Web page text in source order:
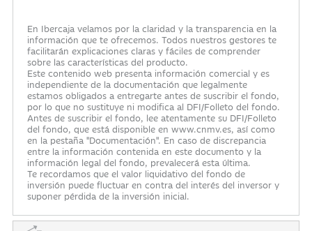
En Ibercaja velamos por la claridad y la transparencia en la
información que te ofrecemos. Todos nuestros gestores te
facilitarán explicaciones claras y fáciles de comprender
sobre las características del producto.
Este contenido web presenta información comercial y es
independiente de la documentación que legalmente
estamos obligados a entregarte antes de suscribir el fondo,
por lo que no sustituye ni modifica al DFI/Folleto del fondo.
Antes de suscribir el fondo, lee atentamente su DFI/Folleto
del fondo, que está disponible en www.cnmv.es, así como
en la pestaña "Documentación". En caso de discrepancia
entre la información contenida en este documento y la
información legal del fondo, prevalecerá esta última.
Te recordamos que el valor liquidativo del fondo de
inversión puede fluctuar en contra del interés del inversor y
suponer pérdida de la inversión inicial.